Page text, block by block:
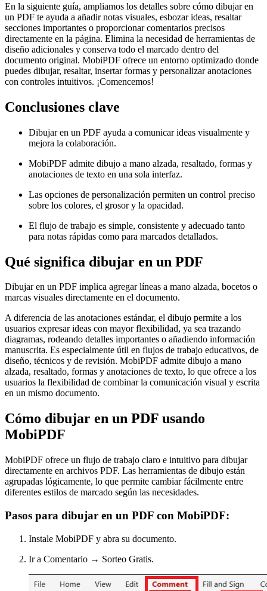
En la siguiente guía, ampliamos los detalles sobre cómo dibujar en
un PDF te ayuda a añadir notas visuales, esbozar ideas, resaltar
secciones importantes o proporcionar comentarios precisos
directamente en la página. Elimina la necesidad de herramientas de
diseño adicionales y conserva todo el marcado dentro del
documento original. MobiPDF ofrece un entorno optimizado donde
puedes dibujar, resaltar, insertar formas y personalizar anotaciones
con controles intuitivos. ¡Comencemos!
Conclusiones clave
Dibujar en un PDF ayuda a comunicar ideas visualmente y
mejora la colaboración.
MobiPDF admite dibujo a mano alzada, resaltado, formas y
anotaciones de texto en una sola interfaz.
Las opciones de personalización permiten un control preciso
sobre los colores, el grosor y la opacidad.
El flujo de trabajo es simple, consistente y adecuado tanto
para notas rápidas como para marcados detallados.
Qué significa dibujar en un PDF
Dibujar en un PDF implica agregar líneas a mano alzada, bocetos o
marcas visuales directamente en el documento.
A diferencia de las anotaciones estándar, el dibujo permite a los
usuarios expresar ideas con mayor flexibilidad, ya sea trazando
diagramas, rodeando detalles importantes o añadiendo información
manuscrita. Es especialmente útil en flujos de trabajo educativos, de
diseño, técnicos y de revisión. MobiPDF admite dibujo a mano
alzada, resaltado, formas y anotaciones de texto, lo que ofrece a los
usuarios la flexibilidad de combinar la comunicación visual y escrita
en un mismo documento.
Cómo dibujar en un PDF usando
MobiPDF
MobiPDF ofrece un flujo de trabajo claro e intuitivo para dibujar
directamente en archivos PDF. Las herramientas de dibujo están
agrupadas lógicamente, lo que permite cambiar fácilmente entre
diferentes estilos de marcado según las necesidades.
Pasos para dibujar en un PDF con MobiPDF:
Instale MobiPDF y abra su documento.
Ir a Comentario → Sorteo Gratis.